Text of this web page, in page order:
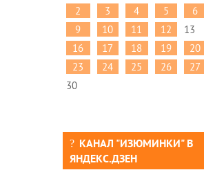
2
3 4 5 6
9
10 11 12 13
16
17 18 19 20
23
24 25 26 27
30
КАНАЛ "ИЗЮМИНКИ" В
ЯНДЕКС.ДЗЕН